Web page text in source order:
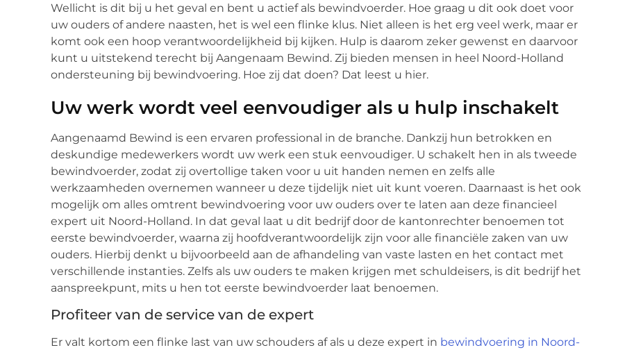
Wellicht is dit bij u het geval en bent u actief als bewindvoerder. Hoe graag u dit ook doet voor
uw ouders of andere naasten, het is wel een flinke klus. Niet alleen is het erg veel werk, maar er
komt ook een hoop verantwoordelijkheid bij kijken. Hulp is daarom zeker gewenst en daarvoor
kunt u uitstekend terecht bij Aangenaam Bewind. Zij bieden mensen in heel Noord-Holland
ondersteuning bij bewindvoering. Hoe zij dat doen? Dat leest u hier.
Uw werk wordt veel eenvoudiger als u hulp inschakelt
Aangenaamd Bewind is een ervaren professional in de branche. Dankzij hun betrokken en
deskundige medewerkers wordt uw werk een stuk eenvoudiger. U schakelt hen in als tweede
bewindvoerder, zodat zij overtollige taken voor u uit handen nemen en zelfs alle
werkzaamheden overnemen wanneer u deze tijdelijk niet uit kunt voeren. Daarnaast is het ook
mogelijk om alles omtrent bewindvoering voor uw ouders over te laten aan deze financieel
expert uit Noord-Holland. In dat geval laat u dit bedrijf door de kantonrechter benoemen tot
eerste bewindvoerder, waarna zij hoofdverantwoordelijk zijn voor alle financiële zaken van uw
ouders. Hierbij denkt u bijvoorbeeld aan de afhandeling van vaste lasten en het contact met
verschillende instanties. Zelfs als uw ouders te maken krijgen met schuldeisers, is dit bedrijf het
aanspreekpunt, mits u hen tot eerste bewindvoerder laat benoemen.
Profiteer van de service van de expert
Er valt kortom een flinke last van uw schouders af als u deze expert in bewindvoering in Noord-